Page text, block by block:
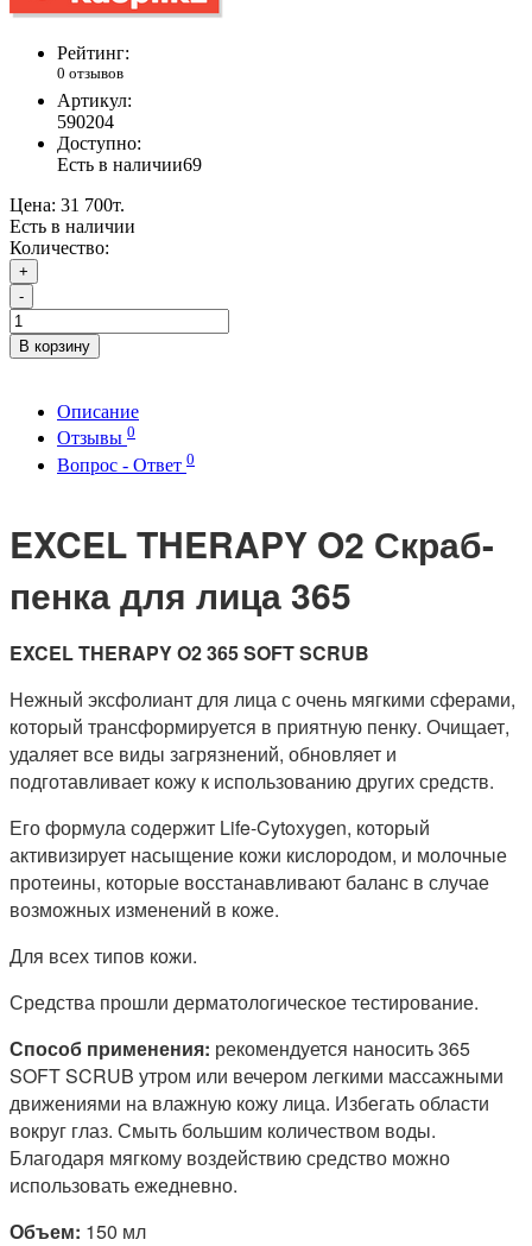
Рейтинг:
0 отзывов
Артикул:
590204
Доступно:
Есть в наличии69
Цена: 31 700т.
Есть в наличии
Количество:
+
-
В корзину
Описание
Отзывы 0
Вопрос - Ответ 0
EXCEL THERAPY O2 Скраб-
пенка для лица 365
EXCEL THERAPY O2 365 SOFT SCRUB
Нежный эксфолиант для лица с очень мягкими сферами,
который трансформируется в приятную пенку. Очищает,
удаляет все виды загрязнений, обновляет и
подготавливает кожу к использованию других средств.
Его формула содержит Life-Cytoxygen, который
активизирует насыщение кожи кислородом, и молочные
протеины, которые восстанавливают баланс в случае
возможных изменений в коже.
Для всех типов кожи.
Средства прошли дерматологическое тестирование.
Способ применения: рекомендуется наносить 365
SOFT SCRUB утром или вечером легкими массажными
движениями на влажную кожу лица. Избегать области
вокруг глаз. Смыть большим количеством воды.
Благодаря мягкому воздействию средство можно
использовать ежедневно.
Объем: 150 мл